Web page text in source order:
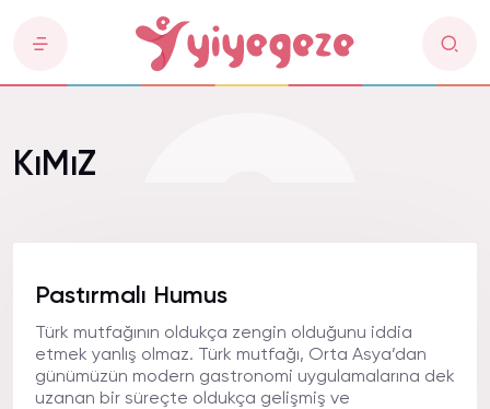
KıMıZ
Pastırmalı Humus
Türk mutfağının oldukça zengin olduğunu iddia
etmek yanlış olmaz. Türk mutfağı, Orta Asya’dan
günümüzün modern gastronomi uygulamalarına dek
uzanan bir süreçte oldukça gelişmiş ve